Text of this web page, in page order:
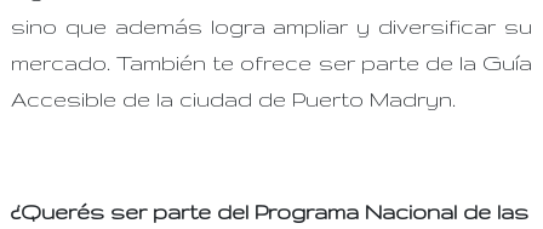
sino que además logra ampliar y diversificar su
mercado. También te ofrece ser parte de la Guía
Accesible de la ciudad de Puerto Madryn.
¿Querés ser parte del Programa Nacional de las